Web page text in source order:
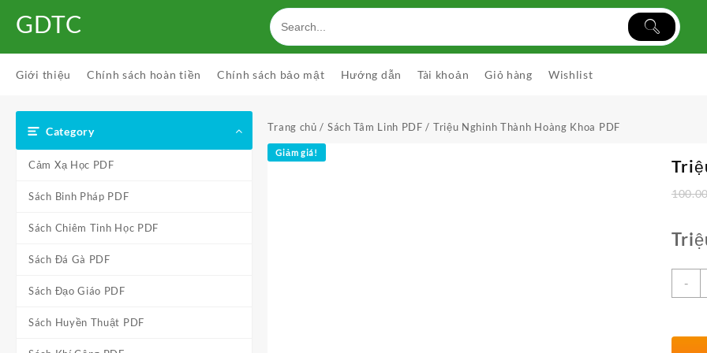
GDTC
Giới thiệu Chính sách hoàn tiền Chính sách bảo mật Hướng dẫn Tài khoản Giỏ hàng Wishlist
Category
Cảm Xạ Học PDF
Sách Binh Pháp PDF
Sách Chiêm Tinh Học PDF
Sách Đá Gà PDF
Sách Đạo Giáo PDF
Sách Huyền Thuật PDF
Trang chủ / Sách Tâm Linh PDF / Triệu Nghinh Thành Hoàng Khoa PDF
Giảm giá!
-